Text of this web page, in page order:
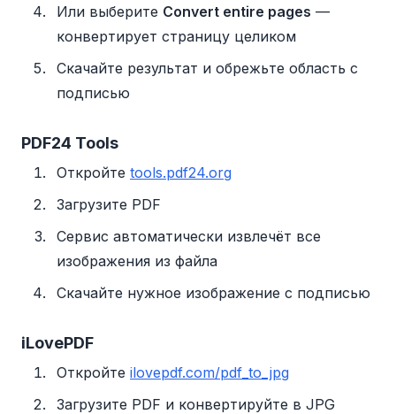
Или выберите Convert entire pages —
конвертирует страницу целиком
Скачайте результат и обрежьте область с
подписью
PDF24 Tools
Откройте tools.pdf24.org
Загрузите PDF
Сервис автоматически извлечёт все
изображения из файла
Скачайте нужное изображение с подписью
iLovePDF
Откройте ilovepdf.com/pdf_to_jpg
Загрузите PDF и конвертируйте в JPG